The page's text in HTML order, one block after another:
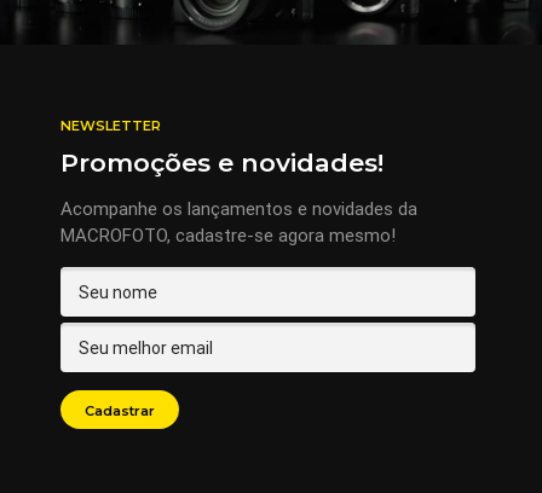
NEWSLETTER
Promoções e novidades!
Acompanhe os lançamentos e novidades da
MACROFOTO, cadastre-se agora mesmo!